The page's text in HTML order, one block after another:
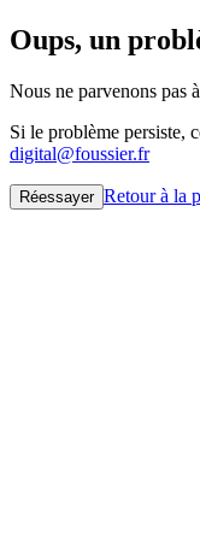
Oups, un
Nous ne parvenons pas
Si le problème persiste,
digital@foussier.fr
Réessayer Retour à la